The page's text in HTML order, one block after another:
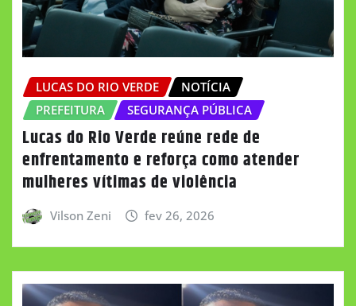
LUCAS DO RIO VERDE
NOTÍCIA
PREFEITURA
SEGURANÇA PÚBLICA
Lucas do Rio Verde reúne rede de
enfrentamento e reforça como atender
mulheres vítimas de violência
Vilson Zeni fev 26, 2026